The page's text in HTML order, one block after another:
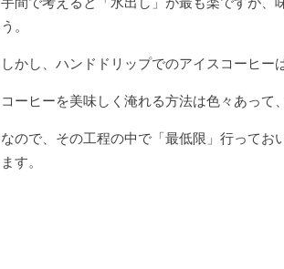
う。
しかし、ハンドドリップでのアイスコーヒー
コーヒーを美味しく淹れる方法は色々あって
なので、その工程の中で「最低限」行ってお
ます。